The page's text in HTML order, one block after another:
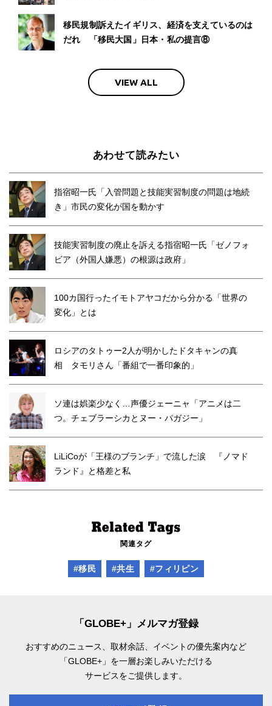
移民規制訴えたイギリス、経済を支えているのは
だれ 「移民大国」日本・私の提言⑧
VIEW ALL
あわせて読みたい
指宿昭一氏「入管問題と技能実習制度の問題は地続
き」市民の変化が国を動かす
技能実習制度の廃止を訴える指宿昭一氏「ゼノフォ
ビア（外国人嫌悪）の根源は政府」
100カ国行ったイモトアヤコだから分かる「世界の
変化」とは
ロシアのタトゥー2人が明かしたドタキャンの真
相 タモリさん「番組で一番印象的」
ソ連は娯楽少なく…声優ジェーニャ「アニメは二
つ。チェブラーシカとヌー・パガジー」
LiLiCoが「王様のブランチ」で流した涙 『ノマド
ランド』と格差と私
関連タグ
#移民 #共生 #フィリピン
「GLOBE+」メルマガ登録
おすすめのニュース、取材余話、 イベントの優先案内など
「GLOBE+」を一層お楽しみいただける
サービスをご提供します。